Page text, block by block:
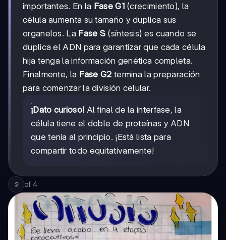
importantes. En la Fase G1(crecimiento), la
célula aumenta su tamaño y duplica sus
organelos. La Fase S (síntesis) es cuando se
duplica el ADN para garantizar que cada célula
hija tenga la información genética completa.
Finalmente, la Fase G2 termina la preparación
para comenzar la división celular.
¡Dato curioso! Al final de la interfase, la
célula tiene el doble de proteínas y ADN
que tenía al principio. ¡Está lista para
compartir todo equitativamente!
2 of 4